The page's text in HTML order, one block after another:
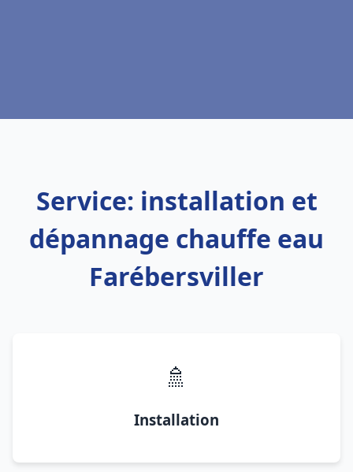
Service: installation et
dépannage chauffe eau
Farébersviller
🚿
Installation